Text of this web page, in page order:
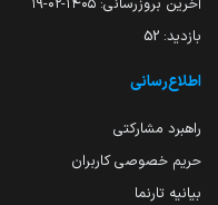
بازدید: 52
اطلاع‌رسانی
راهبرد مشارکتی
حریم خصوصی کاربران
بیانیه تارنما